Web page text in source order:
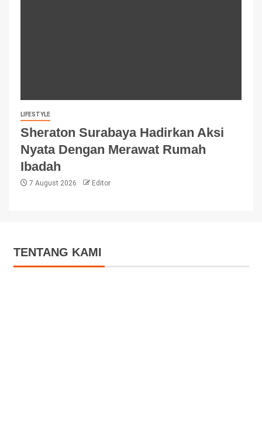
LIFESTYLE
Sheraton Surabaya Hadirkan Aksi
Nyata Dengan Merawat Rumah
Ibadah
7 August 2026 Editor
TENTANG KAMI